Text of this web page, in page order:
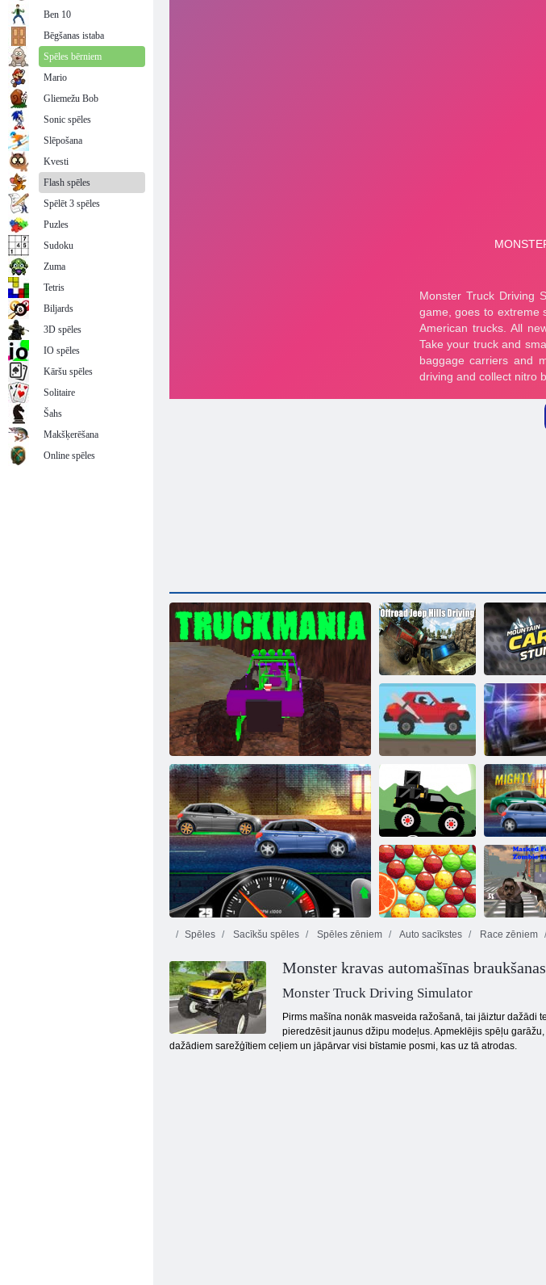
Kravas automašīna
Braucot bezceļa
Jeep Hills
Kalnu
Augstas
sacīkstes 2
Vajāšana
Monster Truck
Meža Piegāde
Varens
Burbuļu
popstāsts
Maskēts
Zombie
Spēles Sacīkšu spēles Spēles zēniem Auto sacīkstes Race zēniem
Monster kravas automašīnas
Monster Truck Driving Simulator
Pirms mašīna nonāk masveida ražošanā, tai jāiztur dažādi
pieredzēsit jaunus džipu modeļus. Apmeklējis spēļu
dažādiem sarežģītiem ceļiem un jāpārvar visi bīstamie posmi, kas uz tā atrodas.
Ben 10
Bēgšanas istaba
Spēles bērniem
Mario
Gliemežu Bob
Sonic spēles
Slēpošana
Kvesti
Flash spēles
Spēlēt 3 spēles
Puzles
Sudoku
Zuma
Tetris
Biljards
3D spēles
IO spēles
Kāršu spēles
Solitaire
Šahs
Makšķerēšana
Online spēles